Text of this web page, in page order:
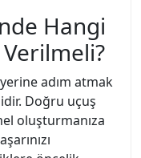
Hangi
adım atmak
Doğru uçuş
oluşturmanıza